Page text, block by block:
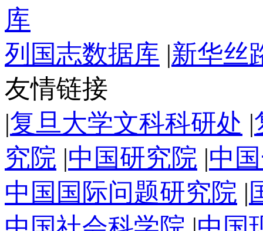
库
列国志数据库 |新华丝
友情链接
|复旦大学文科科研处 |
究院 |中国研究院 |中
中国国际问题研究院 |